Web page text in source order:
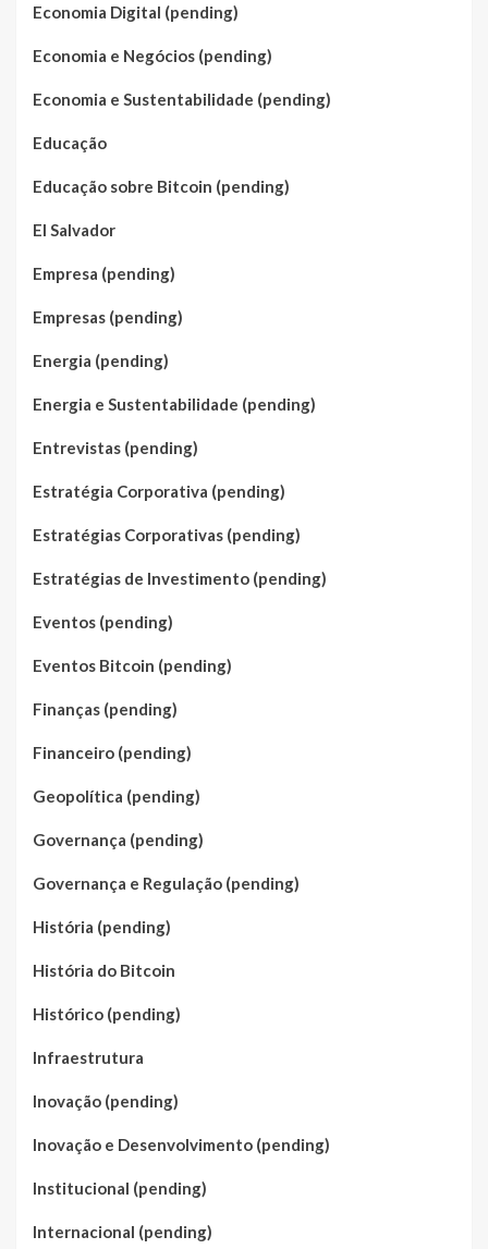
Economia Digital (pending)
Economia e Negócios (pending)
Economia e Sustentabilidade (pending)
Educação
Educação sobre Bitcoin (pending)
El Salvador
Empresa (pending)
Empresas (pending)
Energia (pending)
Energia e Sustentabilidade (pending)
Entrevistas (pending)
Estratégia Corporativa (pending)
Estratégias Corporativas (pending)
Estratégias de Investimento (pending)
Eventos (pending)
Eventos Bitcoin (pending)
Finanças (pending)
Financeiro (pending)
Geopolítica (pending)
Governança (pending)
Governança e Regulação (pending)
História (pending)
História do Bitcoin
Histórico (pending)
Infraestrutura
Inovação (pending)
Inovação e Desenvolvimento (pending)
Institucional (pending)
Internacional (pending)